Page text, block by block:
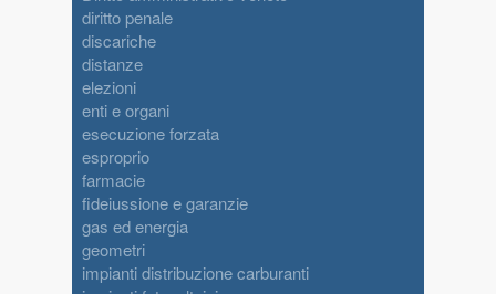
diritto penale
discariche
distanze
elezioni
enti e organi
esecuzione forzata
esproprio
farmacie
fideiussione e garanzie
gas ed energia
geometri
impianti distribuzione carburanti